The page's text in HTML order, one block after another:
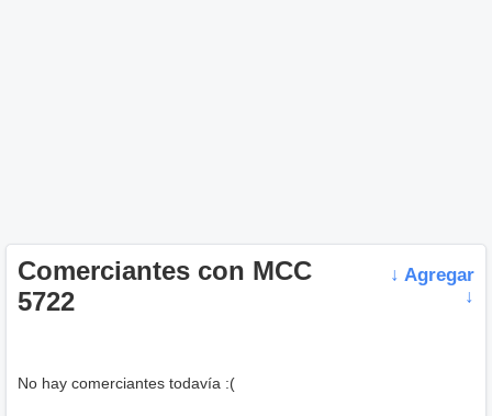
Comerciantes con MCC
5722
↓ Agregar
↓
No hay comerciantes todavía :(